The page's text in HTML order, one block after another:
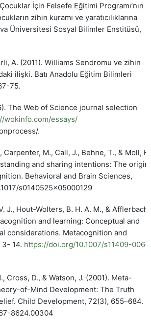
İçin Felsefe Eğitimi Programı’nın
zihin kuramı ve yaratıcılıklarına
Üniversitesi Sosyal Bilimler Enstitüsü,
A. (2011). Williams Sendromu ve zihin
ilişki. Batı Anadolu Eğitim Bilimleri
75.
The Web of Science journal selection
wokinfo.com/essays/
.
Carpenter, M., Call, J., Behne, T., & Moll, H.
and sharing intentions: The
Behavioral and Brain Sciences,
s0140525x05000129
J., Hout-Wolters, B. H. A. M., & Afflerbach,
and learning: Conceptual and
considerations. Metacognition and
3- 14. https://doi.org/10.1007/s11409-006-
Cross, D., & Watson, J. (2001). Meta-
of-Mind Development: The Truth
Child Development, 72(3), 655–684.
8624.00304